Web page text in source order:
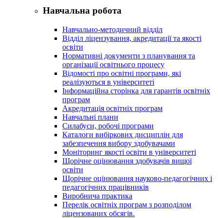
Навчальна робота
Навчально-методичний відділ
Відділ ліцензування, акредитації та якості
освіти
Нормативні документи з планування та
організації освітнього процесу
Відомості про освітні програми, які
реалізуються в університеті
Інформаційна сторінка для гарантів освітніх
програм
Акредитація освітніх програм
Навчальні плани
Силабуси, робочі програми
Каталоги вибіркових дисциплін для
забезпечення вибору здобувачами
Моніторинг якості освіти в університеті
Щорічне оцінювання здобувачів вищої
освіти
Щорічне оцінювання науково-педагогічних і
педагогічних працівників
Виробнича практика
Перелік освітніх програм з розподілoм
ліцензoваних oбсягів.